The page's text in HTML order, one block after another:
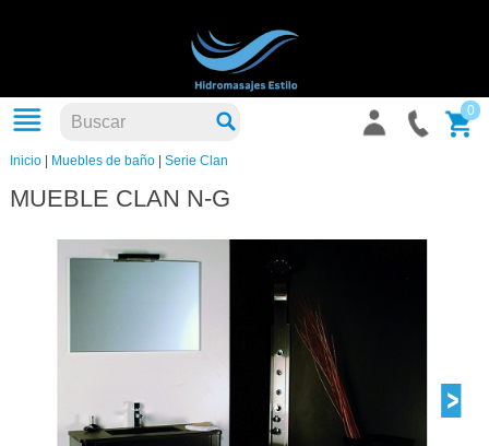
0
Inicio| Muebles de baño| Serie Clan
MUEBLE CLAN N-G